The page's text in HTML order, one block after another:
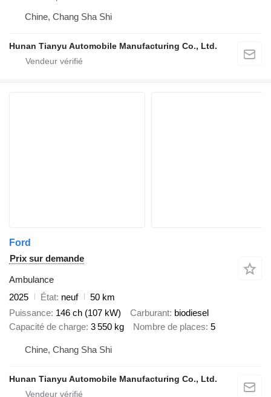
Chine, Chang Sha Shi
Hunan Tianyu Automobile Manufacturing Co., Ltd.
Ford
Prix sur demande
Ambulance
2025
État neuf
50 km
Puissance 146 ch (107 kW) Carburant biodiesel
Capacité de charge 3 550 kg Nombre de places 5
Chine, Chang Sha Shi
Hunan Tianyu Automobile Manufacturing Co., Ltd.